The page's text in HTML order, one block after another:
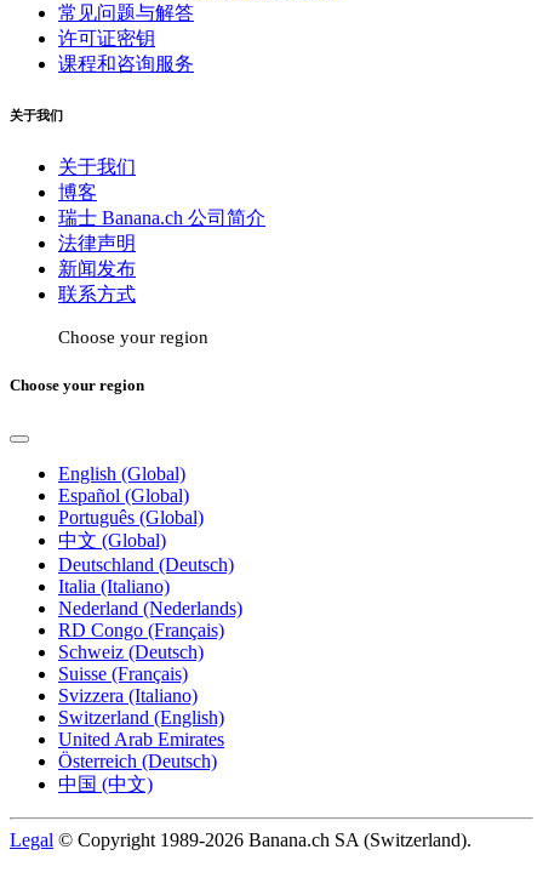
常见问题与解答
许可证密钥
课程和咨询服务
关于我们
关于我们
博客
瑞士 Banana.ch 公司简介
法律声明
新闻发布
联系方式
Choose your region
Choose your region
English (Global)
Español (Global)
Português (Global)
中文 (Global)
Deutschland (Deutsch)
Italia (Italiano)
Nederland (Nederlands)
RD Congo (Français)
Schweiz (Deutsch)
Suisse (Français)
Svizzera (Italiano)
Switzerland (English)
United Arab Emirates
Österreich (Deutsch)
中国 (中文)
Legal © Copyright 1989-2026 Banana.ch SA (Switzerland).